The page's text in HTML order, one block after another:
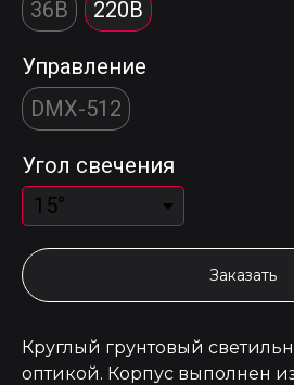
36В
220В
Управление
DMX-512
Угол свечения
Заказать
Круглый грунтовый
оптикой. Корпус выполнен